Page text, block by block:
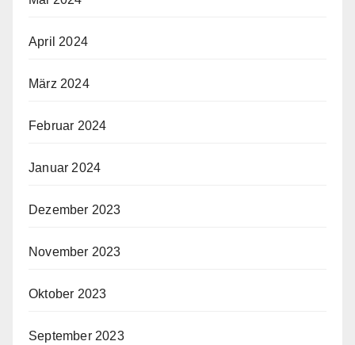
April 2024
März 2024
Februar 2024
Januar 2024
Dezember 2023
November 2023
Oktober 2023
September 2023